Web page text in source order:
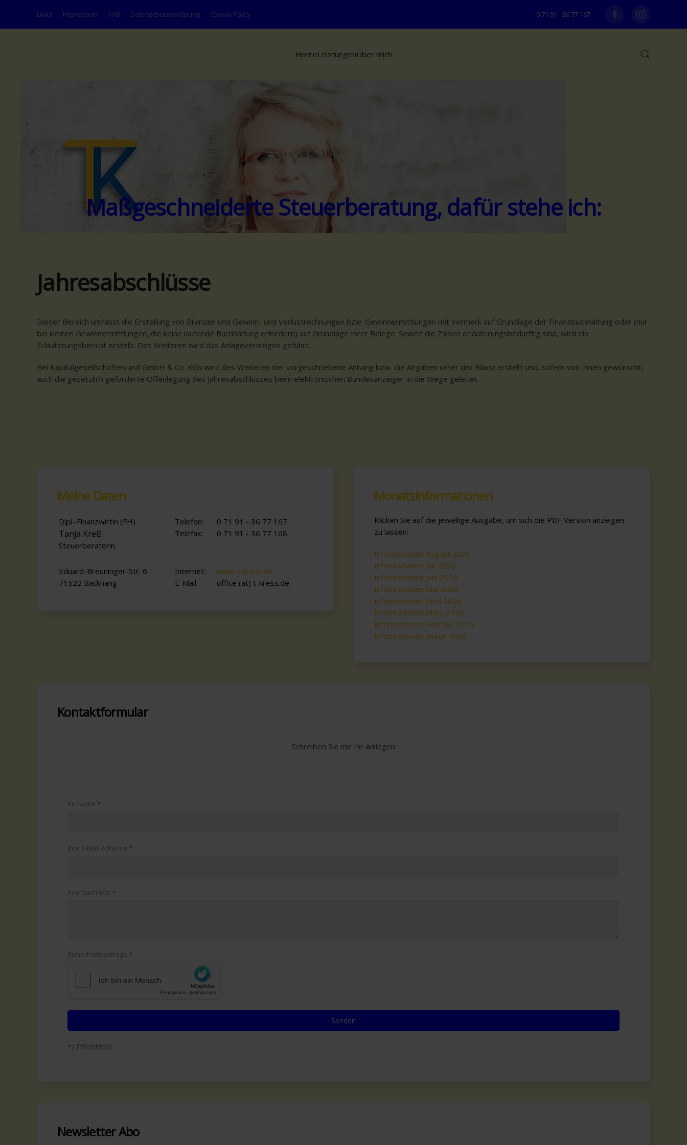
Zum Hauptinhalt springen
Links Impressum AAB Datenschutzerklärung Cookie Policy 0 71 91 - 36 77 167
HomeLeistungenÜber mich
Maßgeschneiderte Steuerberatung, dafür stehe ich:
Tanja Kreß, Dipl. Finanzwirtin (FH), Steuerberaterin
Jahresabschlüsse
Dieser Bereich umfasst die Erstellung von Bilanzen und Gewinn- und Verlustrechnungen bzw. Gewinnermittlungen mit Vermerk auf Grundlage der Finanzbuchhaltung oder (nur
bei kleinen Gewinnermittlungen, die keine laufende Buchhaltung erfordern) auf Grundlage Ihrer Belege. Soweit die Zahlen erläuterungsbedürftig sind, wird ein
Erläuterungsbericht erstellt. Des Weiteren wird das Anlagevermögen geführt.
Bei Kapitalgesellschaften und GmbH & Co. KGs wird des Weiteren der vorgeschriebene Anhang bzw. die Angaben unter der Bilanz erstellt und, sofern von Ihnen gewünscht,
auch die gesetzlich geforderte Offenlegung des Jahresabschlusses beim elektronischen Bundesanzeiger in die Wege geleitet.
Meine Daten
Dipl.-Finanzwirtin (FH)
Tanja Kreß
Steuerberaterin
Telefon:
Telefax:
0 71 91 - 36 77 167
0 71 91 - 36 77 168
Eduard-Breuninger-Str. 6
71522 Backnang
Internet:
E-Mail:
www.t-kress.de
office (at) t-kress.de
Monatsinformationen
Klicken Sie auf die jeweilige Ausgabe, um sich die PDF Version anzeigen
zu lassen:
Informationen August 2026
Informationen Juli 2026
Informationen Juni 2026
Informationen Mai 2026
Informationen April 2026
Informationen März 2026
Informationen Februar 2026
Informationen Januar 2026
Kontaktformular
Schreiben Sie mir Ihr Anliegen
Ihr Name *
Ihre E-Mail Adresse *
Ihre Nachricht *
Sicherheitsabfrage *
Senden
*) Pflichtfeld
Newsletter Abo